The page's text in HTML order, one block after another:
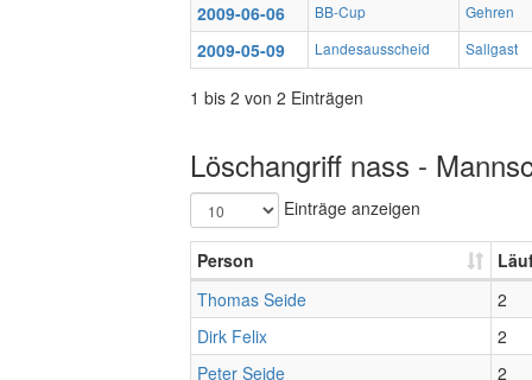
2009-06-06
BB-Cup Gehren
2009-05-09 Landesausscheid Sallgast
1 bis 2 von 2 Einträgen
Löschangriff nass -
Einträge anzeigen
Person
Thomas Seide
2
Dirk Felix
2
Peter Seide
2